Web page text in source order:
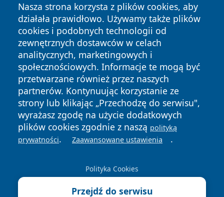
Nasza strona korzysta z plików cookies, aby
działała prawidłowo. Używamy także plików
cookies i podobnych technologii od
zewnętrznych dostawców w celach
analitycznych, marketingowych i
społecznościowych. Informacje te mogą być
przetwarzane również przez naszych
partnerów. Kontynuując korzystanie ze
strony lub klikając „Przechodzę do serwisu",
wyrażasz zgodę na użycie dodatkowych
plików cookies zgodnie z naszą polityką
prywatności. Zaawansowane ustawienia .
Polityka Cookies
Przejdź do serwisu
Copyright © 2026 informacjelodzkie.pl Wszystkie prawa
zastrzeżone.
News Autorzy
Polityka
Prywatności
Polityka
Cookies